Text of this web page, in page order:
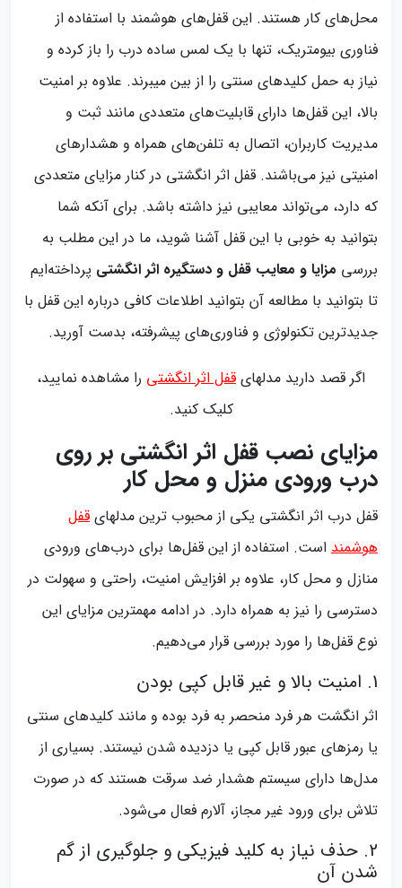
محل‌های کار هستند. این قفل‌های هوشمند با استفاده از
فناوری بیومتریک، تنها با یک لمس ساده درب را باز کرده و
نیاز به حمل کلیدهای سنتی را از بین می‎برند. علاوه بر امنیت
بالا، این قفل‌ها دارای قابلیت‌های متعددی مانند ثبت و
مدیریت کاربران، اتصال به تلفن‌های همراه و هشدارهای
امنیتی نیز می‌باشند. قفل اثر انگشتی در کنار مزایای متعددی
که دارد، می‌تواند معایبی نیز داشته باشد. برای آنکه شما
بتوانید به خوبی با این قفل آشنا شوید، ما در این مطلب به
بررسی مزایا و معایب قفل و دستگیره اثر انگشتی پرداخته‌ایم
تا بتوانید با مطالعه آن بتوانید اطلاعات کافی درباره این قفل با
جدیدترین تکنولوژی و فناوری‌های پیشرفته، بدست آورید.
اگر قصد دارید مدلهای قفل اثر انگشتی را مشاهده نمایید،
کلیک کنید.
مزایای نصب قفل اثر انگشتی بر روی
درب ورودی منزل و محل کار
قفل درب اثر انگشتی یکی از محبوب ترین مدلهای قفل
هوشمند است. استفاده از این قفل‌ها برای درب‌های ورودی
منازل و محل کار، علاوه بر افزایش امنیت، راحتی و سهولت در
دسترسی را نیز به همراه دارد. در ادامه مهمترین مزایای این
نوع قفل‌ها را مورد بررسی قرار می‌دهیم.
1. امنیت بالا و غیر قابل کپی بودن
اثر انگشت هر فرد منحصر به فرد بوده و مانند کلیدهای سنتی
یا رمزهای عبور قابل کپی یا دزدیده شدن نیستند. بسیاری از
مدل‌ها دارای سیستم هشدار ضد سرقت هستند که در صورت
تلاش برای ورود غیر مجاز، آلارم فعال می‌شود.
2. حذف نیاز به کلید فیزیکی و جلوگیری از گم
شدن آن